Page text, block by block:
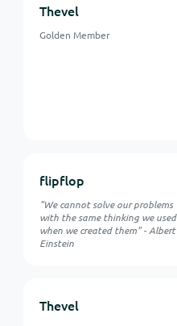
Thevel
Golden Member
flipflop
"We cannot solve our problems
with the same thinking we used
when we created them" - Albert
Einstein
Thevel